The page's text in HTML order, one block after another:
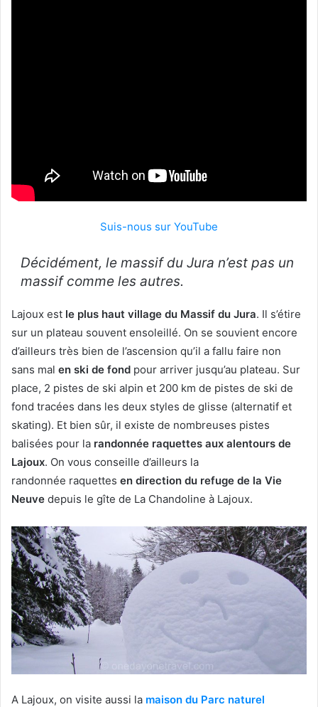
Suis-nous sur YouTube
Décidément, le massif du Jura n’est pas un
massif comme les autres.
Lajoux est le plus haut village du Massif du Jura. Il s’étire
sur un plateau souvent ensoleillé. On se souvient encore
d’ailleurs très bien de l’ascension qu’il a fallu faire non
sans mal en ski de fond pour arriver jusqu’au plateau. Sur
place, 2 pistes de ski alpin et 200 km de pistes de ski de
fond tracées dans les deux styles de glisse (alternatif et
skating). Et bien sûr, il existe de nombreuses pistes
balisées pour la randonnée raquettes aux alentours de
Lajoux. On vous conseille d’ailleurs la
randonnée raquettes en direction du refuge de la Vie
Neuve depuis le gîte de La Chandoline à Lajoux.
A Lajoux, on visite aussi la maison du Parc naturel